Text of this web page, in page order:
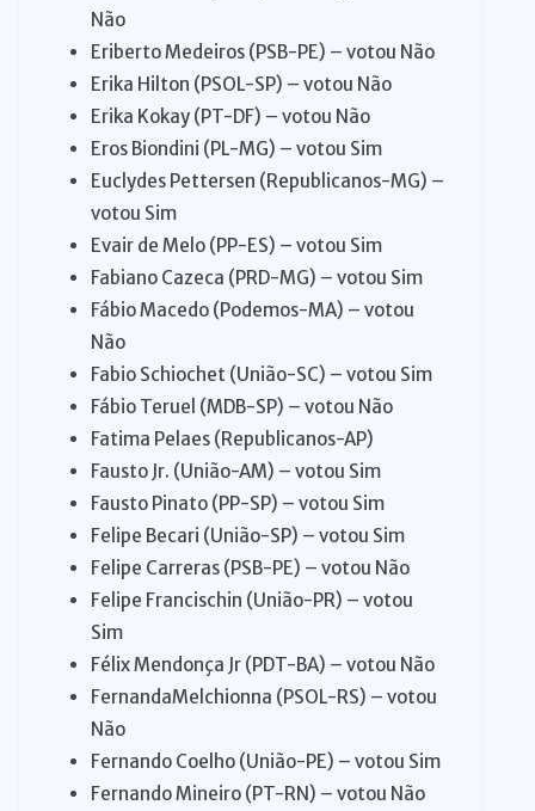
Não
Eriberto Medeiros (PSB-PE) – votou Não
Erika Hilton (PSOL-SP) – votou Não
Erika Kokay (PT-DF) – votou Não
Eros Biondini (PL-MG) – votou Sim
Euclydes Pettersen (Republicanos-MG) –
votou Sim
Evair de Melo (PP-ES) – votou Sim
Fabiano Cazeca (PRD-MG) – votou Sim
Fábio Macedo (Podemos-MA) – votou
Não
Fabio Schiochet (União-SC) – votou Sim
Fábio Teruel (MDB-SP) – votou Não
Fatima Pelaes (Republicanos-AP)
Fausto Jr. (União-AM) – votou Sim
Fausto Pinato (PP-SP) – votou Sim
Felipe Becari (União-SP) – votou Sim
Felipe Carreras (PSB-PE) – votou Não
Felipe Francischin (União-PR) – votou
Sim
Félix Mendonça Jr (PDT-BA) – votou Não
FernandaMelchionna (PSOL-RS) – votou
Não
Fernando Coelho (União-PE) – votou Sim
Fernando Mineiro (PT-RN) – votou Não